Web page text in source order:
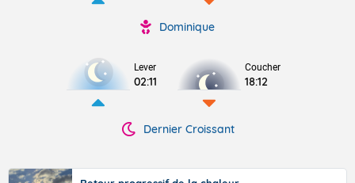
Dominique
Lever
02:11
Coucher
18:12
Dernier Croissant